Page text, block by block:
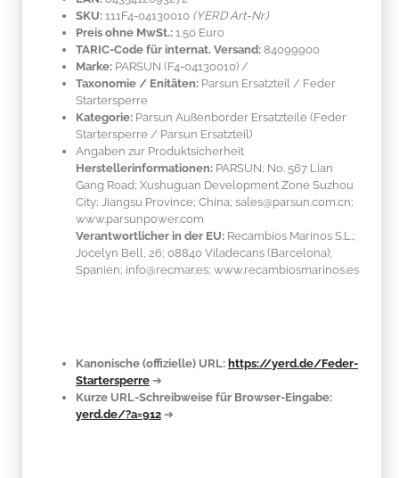
SKU: 111F4-04130010 (YERD Art-Nr.)
Preis ohne MwSt.: 1.50 Euro
TARIC-Code für internat. Versand: 84099900
Marke: PARSUN (F4-04130010) /
Taxonomie / Enitäten: Parsun Ersatzteil / Feder
Startersperre
Kategorie: Parsun Außenborder Ersatzteile (Feder
Startersperre / Parsun Ersatzteil)
Angaben zur Produktsicherheit
Herstellerinformationen: PARSUN; No. 567 Lian
Gang Road; Xushuguan Development Zone Suzhou
City; Jiangsu Province; China; sales@parsun.com.cn;
www.parsunpower.com
Verantwortlicher in der EU: Recambios Marinos S.L.;
Jocelyn Bell, 26; 08840 Viladecans (Barcelona);
Spanien; info@recmar.es; www.recambiosmarinos.es
Kanonische (offizielle) URL: https://yerd.de/Feder-
Startersperre ➔
Kurze URL-Schreibweise für Browser-Eingabe:
yerd.de/?a=912 ➔